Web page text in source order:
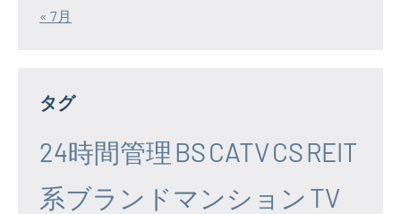
« 7月
タグ
24時間管理 BSCATVCSREIT
系ブランドマンション TV